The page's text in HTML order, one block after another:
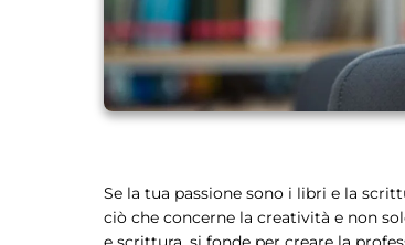
Se la tua passione sono i libri e la
ciò che concerne la creatività e non